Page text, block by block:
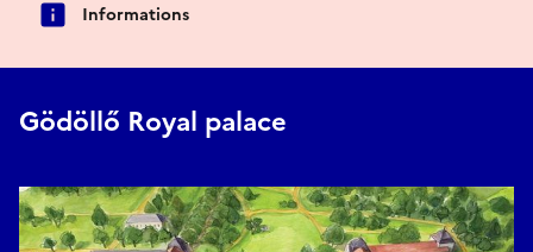
Informations
Gödöllő Royal palace